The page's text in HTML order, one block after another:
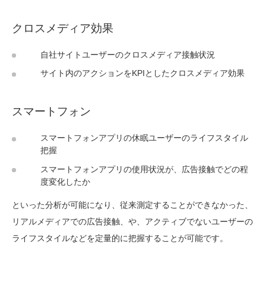
クロスメディア効果
自社サイトユーザーのクロスメディア接触状況
サイト内のアクションをKPIとしたクロスメディア効果
スマートフォン
スマートフォンアプリの休眠ユーザーのライフスタイル
把握
スマートフォンアプリの使用状況が、広告接触でどの程
度変化したか
といった分析が可能になり、従来測定することができなかった、
リアルメディアでの広告接触、や、アクティブでないユーザーの
ライフスタイルなどを定量的に把握することが可能です。